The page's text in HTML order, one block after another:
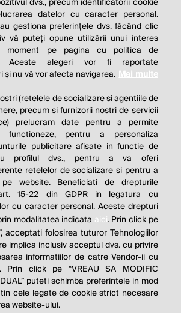
datelor cu caracter personal.
gestiona preferințele dvs. făcând clic
vă puteți opune utilizării unui interes
moment pe pagina cu politica de
Aceste alegeri vor fi raportate
nu vă vor afecta navigarea. Mai multe
(retelele de socializare si agentiile de
precum si furnizorii nostri de servicii
prelucram date pentru a permite
functioneze, pentru a personaliza
publicitare afisate in functie de
profilul dvs., pentru a va oferi
retelelor de socializare si pentru a
website. Beneficiati de drepturile
15-22 din GDPR in legatura cu
cu caracter personal. Aceste drepturi
modalitatea indicata aici. Prin click pe
acceptati folosirea tuturor Tehnologiilor
implica inclusiv acceptul dvs. cu privire
informatiilor de catre Vendor-ii cu
Prin click pe “VREAU SA MODIFIC
puteti schimba preferintele in mod
cele legate de cookie strict necesare
website-ului.